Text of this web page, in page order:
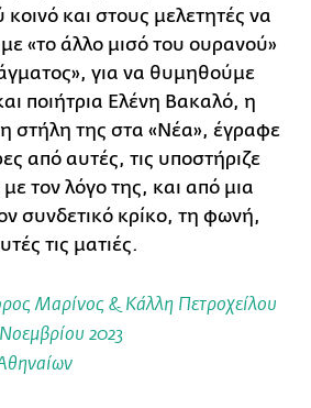
κοινό και στους μελετητές να
«το άλλο μισό του ουρανού»
για να θυμηθούμε
ποιήτρια Ελένη Βακαλό, η
στήλη της στα «Νέα», έγραφε
από αυτές, τις υποστήριζε
τον λόγο της, και από μια
συνδετικό κρίκο, τη φωνή,
τις ματιές.
Μαρίνος & Κάλλη Πετροχείλου
2023